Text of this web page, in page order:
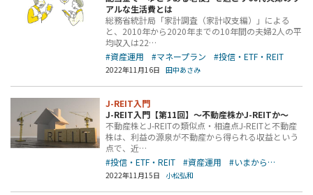
アルな生活費とは
総務省統計局「家計調査（家計収支編）」による
と、2010年から2020年までの10年間の夫婦2人の平
均収入は22…
#資産運用
#マネープラン #投信・ETF・REIT
2022年11月16日 田中あさみ
J-REIT入門
J-REIT入門【第11回】～不動産株かJ-REITか～
不動産株とJ-REITの類似点・相違点J-REITと不動産
株は、利益の源泉が不動産から得られる収益という
点で、近…
#投信・ETF・REIT
#資産運用 #いまから…
2022年11月15日 小松弘和